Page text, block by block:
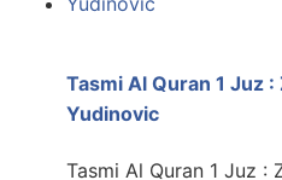
Tasmi Al Quran 1 Juz
Yudinovic
Tasmi Al Quran 1 Juz :